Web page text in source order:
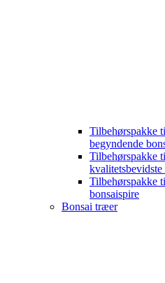
Tilbehørspakke
begyndende
Tilbehørspakke
kvalitetsbevidste
Tilbehørspakke
bonsaispire
Bonsai træer